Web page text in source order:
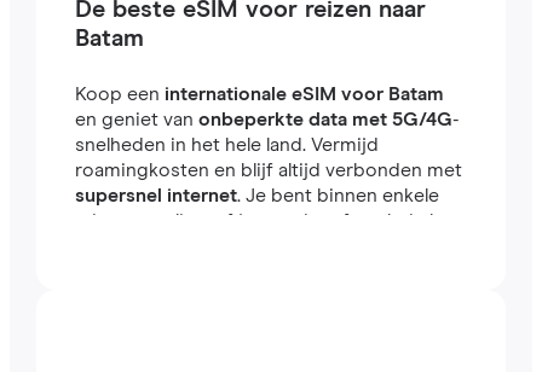
De beste eSIM voor reizen naar
Batam
Koop een internationale eSIM voor Batam
en geniet van onbeperkte data met 5G/4G-
snelheden in het hele land. Vermijd
roamingkosten en blijf altijd verbonden met
supersnel internet. Je bent binnen enkele
minuten online, of je nu reist of werkt in het